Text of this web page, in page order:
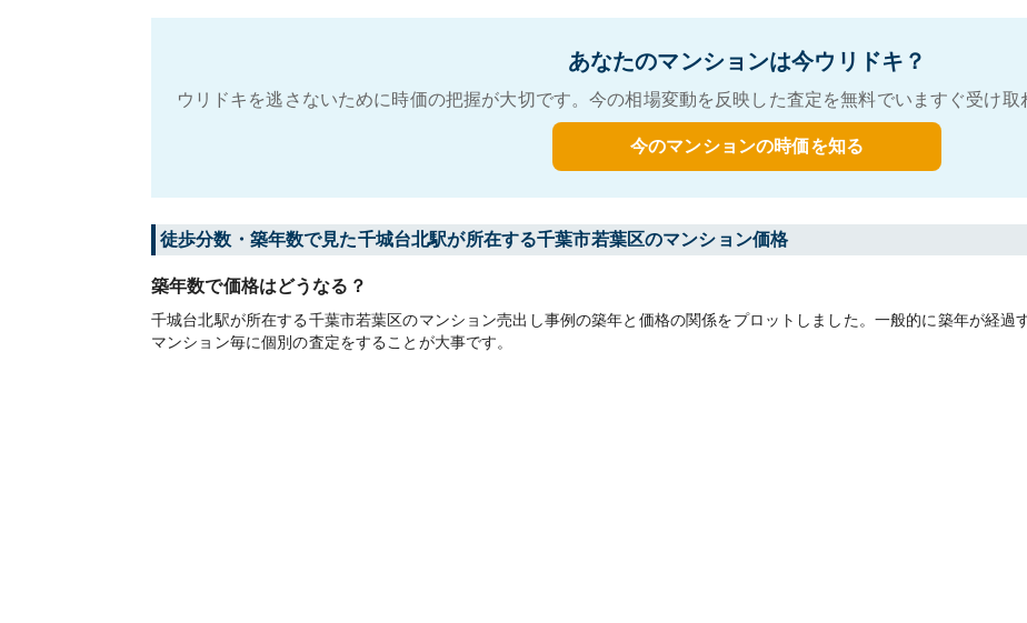
あなたのマンションは今ウリドキ？
ウリドキを逃さないために時価の把握が大切です。今の相場変動を反映した査定を無料でいますぐ受け取
今のマンションの時価を知る
徒歩分数・築年数で見た千城台北駅が所在する千葉市若葉区のマンション価格
築年数で価格はどうなる？
千城台北駅が所在する千葉市若葉区のマンション売出し事例の築年と価格の関係をプロットしました。一般的に築年が経過
マンション毎に個別の査定をすることが大事です。